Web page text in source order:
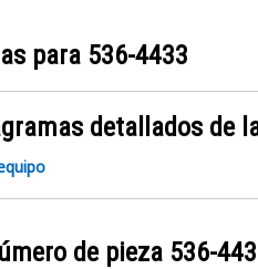
para 536-4433
detallados de
de pieza 536-